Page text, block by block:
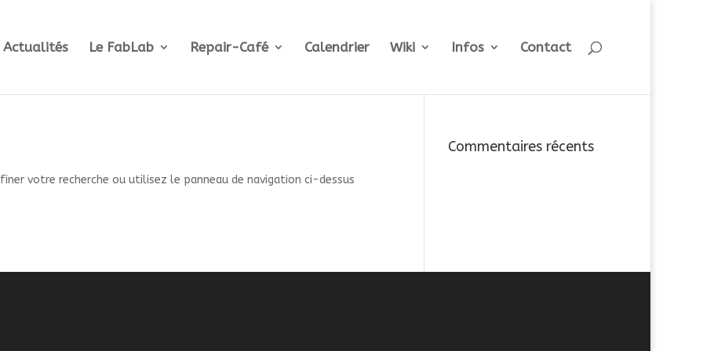
Actualités Le FabLab Repair-Café Calendrier Wiki Infos Contact
votre recherche ou utilisez le panneau de navigation ci-dessus
Commentaires récents